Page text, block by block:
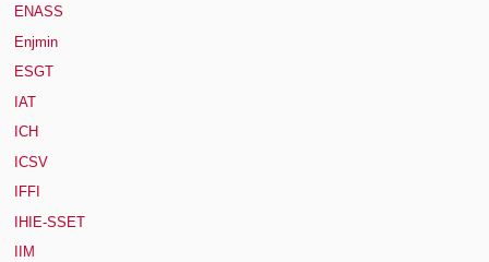
ENASS
Enjmin
ESGT
IAT
ICH
ICSV
IFFI
IHIE-SSET
IIM